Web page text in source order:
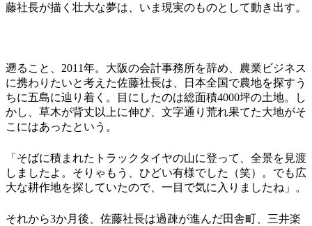
藤社長が描く壮大な夢は、いま現実のものとして動き出す。
遡ること、2011年。大阪の会計事務所を辞め、農業ビジネス
に携わりたいと考えた佐藤社長は、日本全国で農地を探すう
ちに五島に辿り着く。目にしたのは総面積4000坪の土地。し
かし、草木が背丈以上に伸び、文字通り荒れ果てた大地がそ
こにはあったという。
「そばに積まれたトラックタイヤの山に登って、全景を見渡
しましたよ。そりゃもう、ひどい有様でした（笑）。でも広
大な耕作地を探していたので、一目で気に入りましたね」。
それから3か月後、佐藤社長は過疎が進んだ田舎町、三井楽